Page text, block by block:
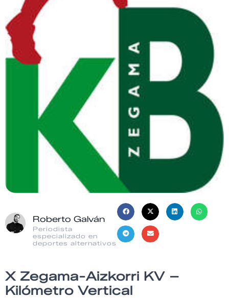
Roberto Galván
Periodista
especializado en
deportes alternativos
X Zegama-Aizkorri KV –
Kilómetro Vertical